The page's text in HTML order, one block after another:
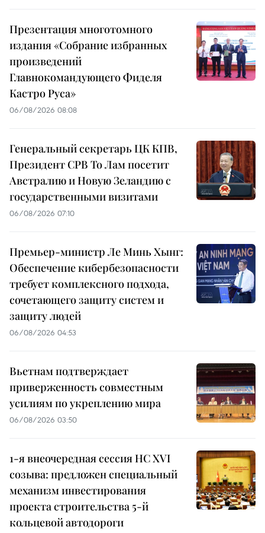
Презентация многотомного
издания «Собрание избранных
произведений
Главнокомандующего Фиделя
Кастро Руса»
06/08/2026 08:08
Генеральный секретарь ЦК КПВ,
Президент СРВ То Лам посетит
Австралию и Новую Зеландию с
государственными визитами
06/08/2026 07:10
Премьер-министр Ле Минь Хынг:
Обеспечение кибербезопасности
требует комплексного подхода,
сочетающего защиту систем и
защиту людей
06/08/2026 04:53
Вьетнам подтверждает
приверженность совместным
усилиям по укреплению мира
06/08/2026 03:50
1-я внеочередная сессия НС XVI
созыва: предложен специальный
механизм инвестирования
проекта строительства 5-й
кольцевой автодороги